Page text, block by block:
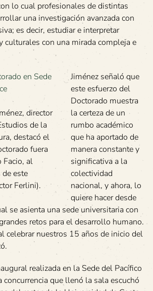
lo cual profesionales de distintas
una investigación avanzada con
es decir, estudiar e interpretar
culturales con una mirada compleja e
director
de la
destacó el
fuera
Facio, al
este
Ferlini).
Jiménez señaló que
este esfuerzo del
Doctorado muestra
la certeza de un
rumbo académico
que ha aportado de
manera constante y
significativa a la
colectividad
nacional, y ahora, lo
quiere hacer desde
se asienta una sede universitaria con
retos para el desarrollo humano.
celebrar nuestros 15 años de inicio del
realizada en la Sede del Pacífico
que llenó la sala escuchó